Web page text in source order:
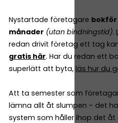
Nystartade företagare bokför
månader (utan bindningstid).
redan drivit företag ett tag
gratis här. Har du redan ett
superlätt att byta, läs hur du
Att ta semester som
lämna allt åt slumpen – det
system som håller ihop det åt